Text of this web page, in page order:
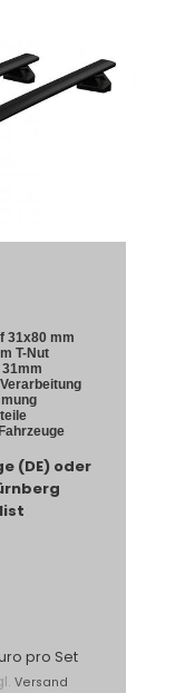
31x80 mm
T-Nut
(DE) oder
pro Set
Versand